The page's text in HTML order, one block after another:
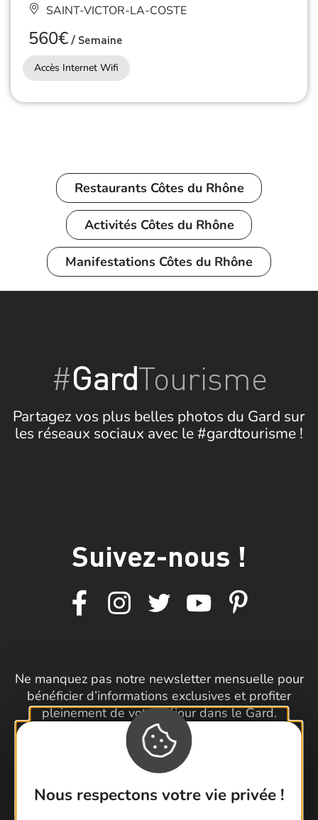
Nous respectons votre vie privée !
SAINT-VICTOR-LA-COSTE
560€/Semaine
Accès Internet Wifi
Restaurants Côtes du Rhône
ActivitésCôtes du Rhône
Manifestations Côtes du Rhône
#GardTourisme
Partagez vos plus belles photos du Gard sur
les réseaux sociaux avec le #gardtourisme !
Suivez-nous !
Ne manquez pas notre newsletter mensuelle pour
bénéficier d’informations exclusives et profiter
pleinement de votre séjour dans le Gard.
Je m'inscris à la newsletter